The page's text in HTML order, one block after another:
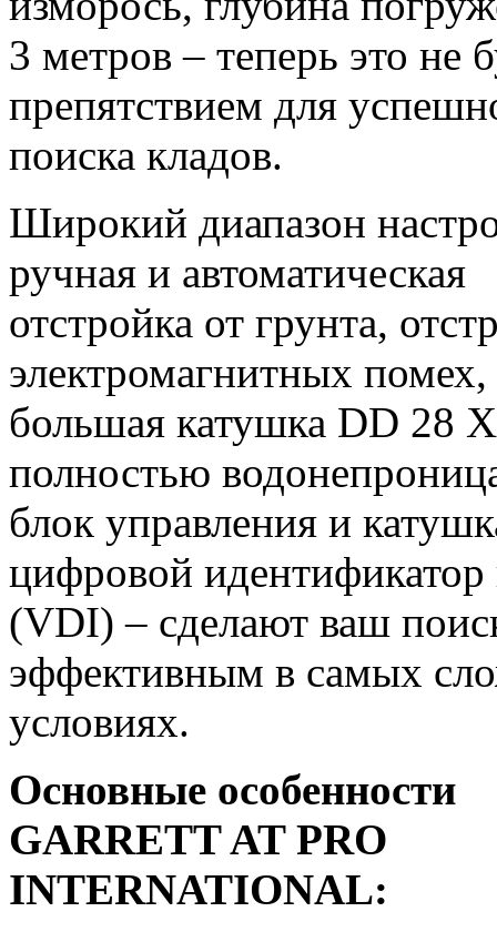
3 метров – теперь это не
препятствием для
поиска кладов.
Широкий диапазон
ручная и автоматическая
отстройка от грунта,
электромагнитных помех,
большая катушка DD 28
полностью
блок управления и
цифровой идентификатор
(VDI) – сделают ваш
эффективным в самых
условиях.
Основные особенности
GARRETT AT PRO
INTERNATIONAL: